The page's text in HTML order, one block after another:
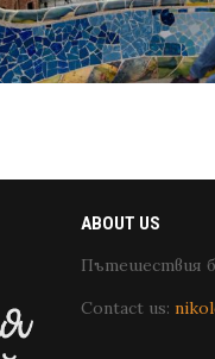
ABOUT US
Пътешествия
Contact us: